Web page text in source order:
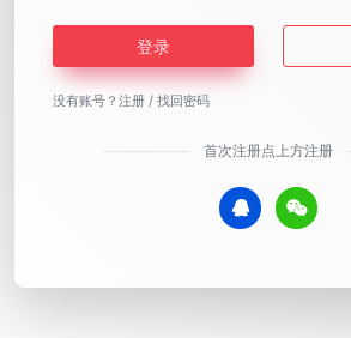
登录
没有账号？ 注册 / 找回密码
首次注册点上方注册